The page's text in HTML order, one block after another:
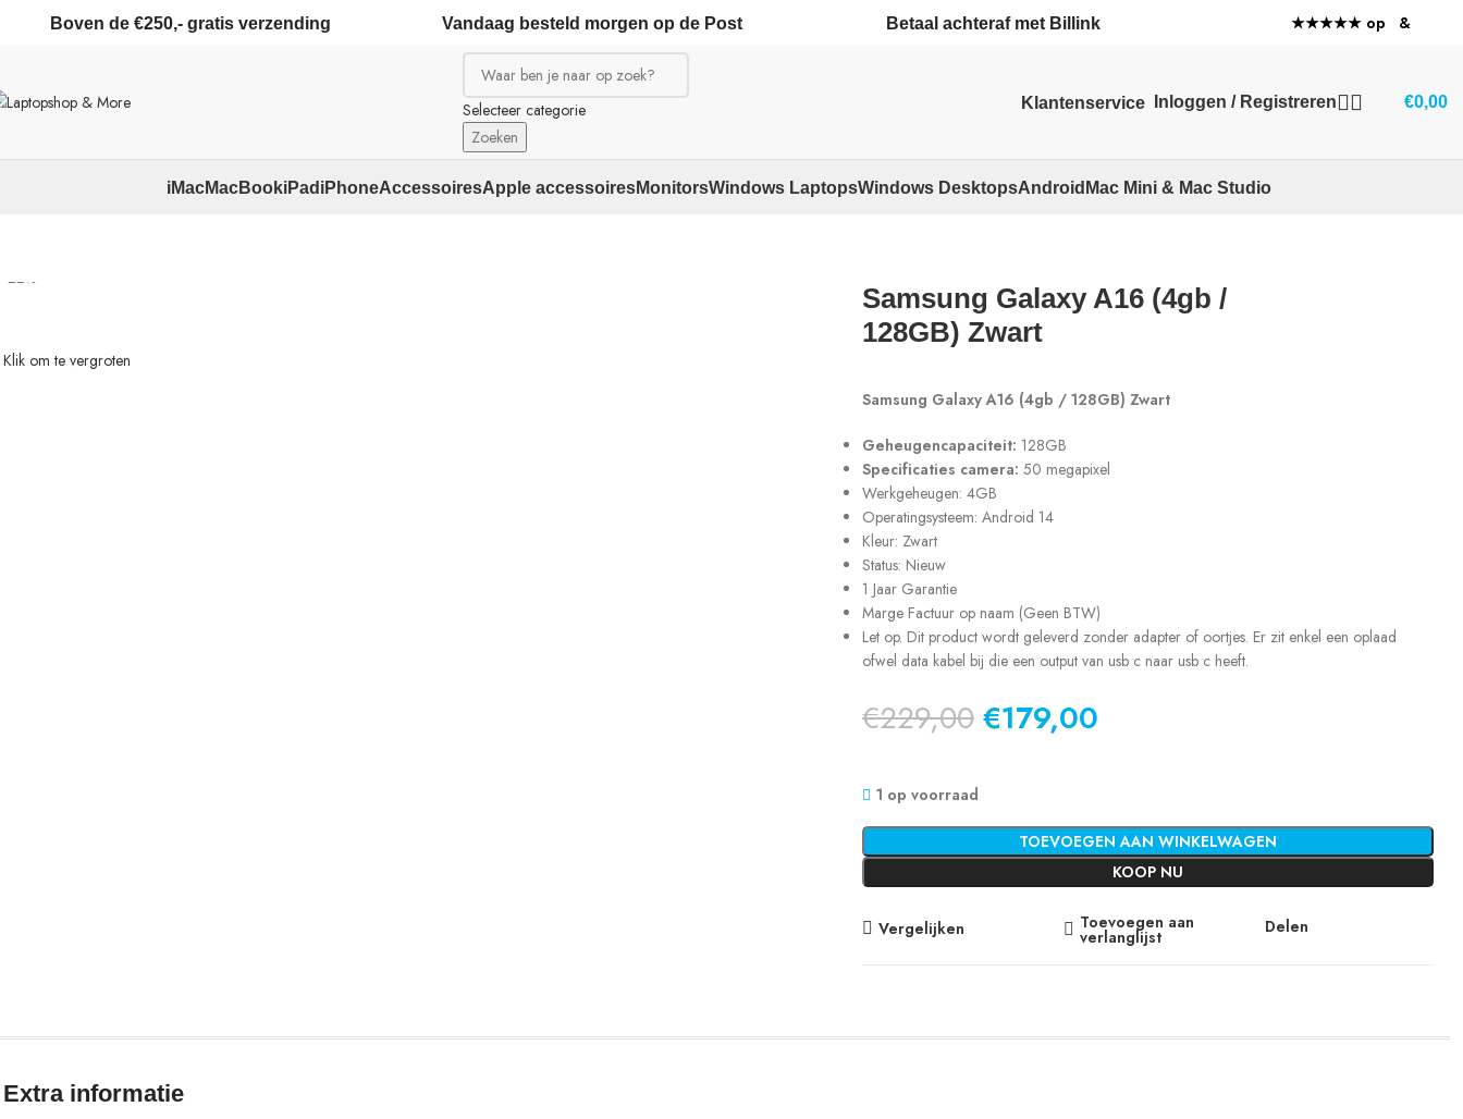
Boven de €250,- gratis verzending Vandaag besteld morgen op de Post Betaal achteraf met Billink ★★★★★ op &
Selecteer categorie
Zoeken
Klantenservice Inloggen / Registreren €0,00
iMacMacBookiPad iPhoneAccessoiresApple accessoiresMonitorsWindows LaptopsWindows DesktopsAndroid Mac Mini & Mac Studio
-22%
Klik om te vergroten
Samsung Galaxy A16 (4gb /
128GB) Zwart
Samsung Galaxy A16 (4gb / 128GB) Zwart
Geheugencapaciteit: 128GB
Specificaties camera: 50 megapixel
Werkgeheugen: 4GB
Operatingsysteem: Android 14
Kleur: Zwart
Status: Nieuw
1 Jaar Garantie
Marge Factuur op naam (Geen BTW)
Let op. Dit product wordt geleverd zonder adapter of oortjes. Er zit enkel een oplaad
ofwel data kabel bij die een output van usb c naar usb c heeft.
€229,00€179,00
1 op voorraad
TOEVOEGEN AAN WINKELWAGEN
KOOP NU
Vergelijken Toevoegen aan
verlanglijst Delen
Extra informatie